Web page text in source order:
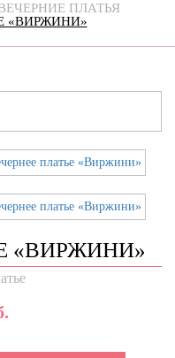
ПЛАТЬЯ
«ВИРЖИНИ»
«ВИРЖИНИ»